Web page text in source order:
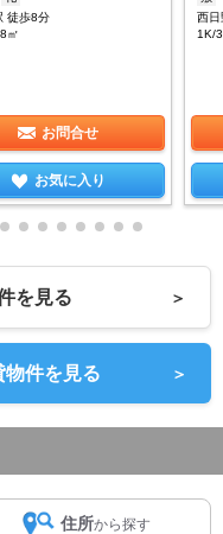
徒歩8分
㎡
お問合せ
お気に入り
西日
1K/
を見る ＞
物件を見る ＞
住所から探す